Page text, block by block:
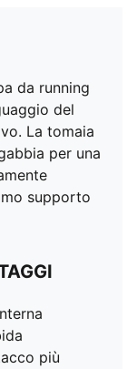
da running
del
La tomaia
per una
supporto
più